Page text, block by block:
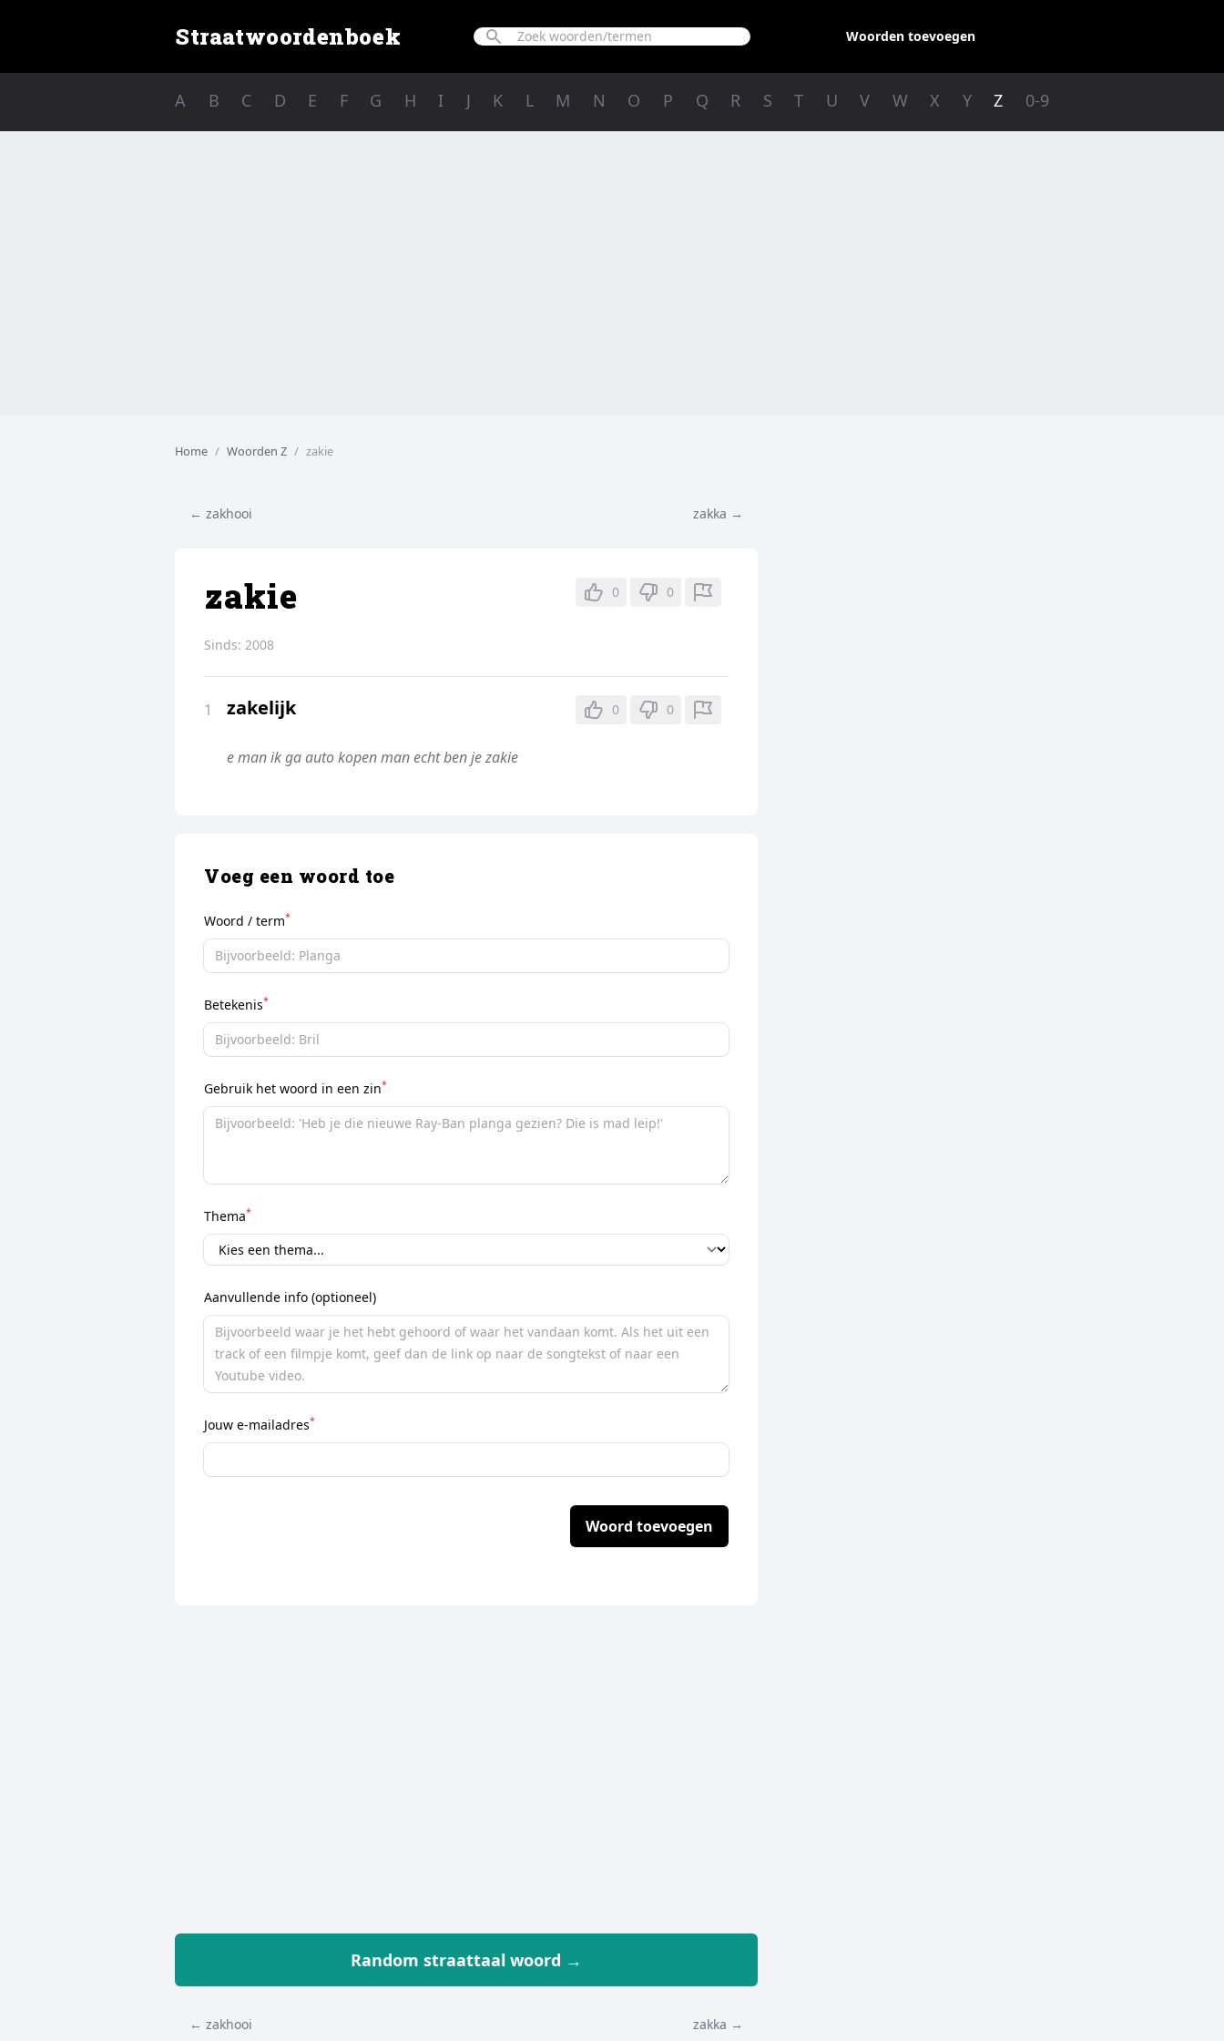
Straatwoordenboek Woorden toevoegen
A B C D E F G H I J K L M N O P Q R S T U V W X Y Z 0-9
Home Woorden Z zakie
← zakhooi zakka →
zakie 0 0
Sinds: 2008
1 zakelijk 0 0
e man ik ga auto kopen man echt ben je zakie
Voeg een woord toe
Woord / term*
Betekenis*
Gebruik het woord in een zin*
Thema*
Aanvullende info (optioneel)
Jouw e-mailadres*
Woord toevoegen
Random straattaal woord →
← zakhooi zakka →